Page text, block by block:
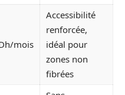
mois
Accessibilité
renforcée,
idéal pour
zones non
fibrées